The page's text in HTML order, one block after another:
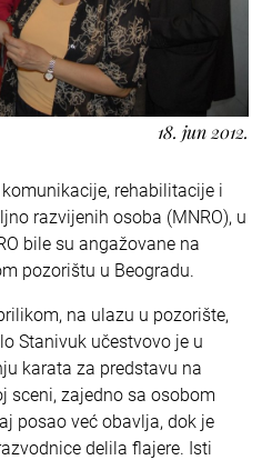
18. jun 2012.
rehabilitacije i
razvijenih osoba (MNRO), u
bile su angažovane na
pozorištu u Beogradu.
na ulazu u pozorište,
Stanivuk učestvovo je u
karata za predstavu na
sceni, zajedno sa osobom
posao već obavlja, dok je
delila flajere. Isti